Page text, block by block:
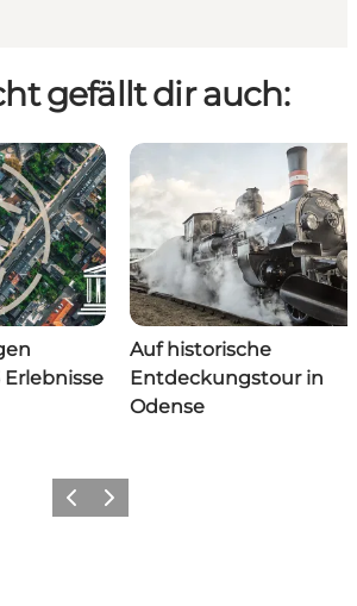
gefällt dir auch:
Erlebnisse
Auf historische
Entdeckungstour in
Odense
ZurückWeiter